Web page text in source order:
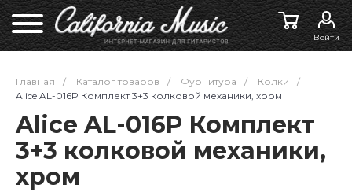
Войти
Главная / Каталог товаров / Фурнитура / Колки
/
Alice AL-016P Комплект 3+3 колковой механики, хром
Alice AL-016P Комплект
3+3 колковой механики,
хром